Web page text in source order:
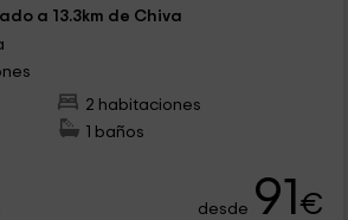
a 13.3km de Chiva
2 habitaciones
1 baños
desde 91€